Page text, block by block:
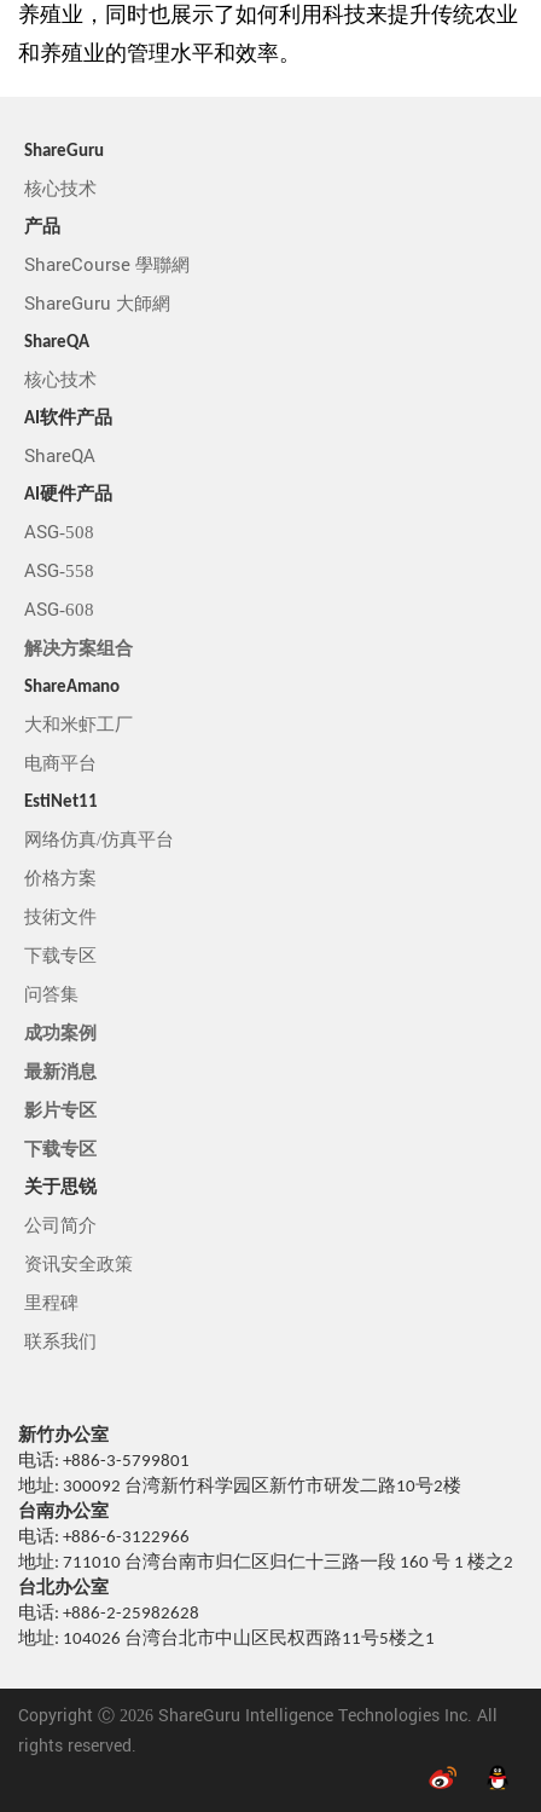
养殖业，同时也展示了如何利用科技来提升传统农业
和养殖业的管理水平和效率。
ShareGuru
核心技术
产品
ShareCourse 學聯網
ShareGuru 大師網
ShareQA
核心技术
AI软件产品
ShareQA
AI硬件产品
ASG-508
ASG-558
ASG-608
解决方案组合
ShareAmano
大和米虾工厂
电商平台
EstiNet11
网络仿真/仿真平台
价格方案
技術文件
下载专区
问答集
成功案例
最新消息
影片专区
下载专区
关于思锐
公司简介
资讯安全政策
里程碑
联系我们
新竹办公室
电话: +886-3-5799801
地址: 300092 台湾新竹科学园区新竹市研发二路10号2楼
台南办公室
电话: +886-6-3122966
地址: 711010 台湾台南市归仁区归仁十三路一段 160 号 1 楼之2
台北办公室
电话: +886-2-25982628
地址: 104026 台湾台北市中山区民权西路11号5楼之1
Copyright Ⓒ 2026 ShareGuru Intelligence Technologies Inc. All
rights reserved.